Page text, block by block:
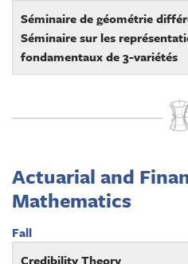
Séminaire de géométrie
Séminaire sur les
fondamentaux de 3-variétés
Actuarial and
Mathematics
Fall
Credibility Theory